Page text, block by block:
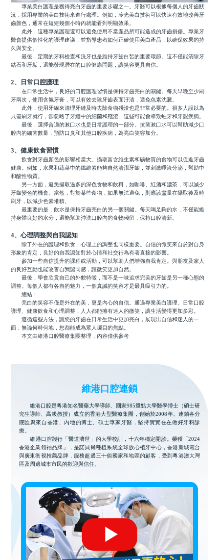
專業美白護理是獲得亮白牙齒的重要步驟之一。牙醫可以根據每個人的牙齒狀
況，採用專業的美白技術來進行處理。例如，冷光美白技術可以快速有效地改善牙
齒顏色，通常在短短幾個小時內就能看到明顯效果。
此外，這種專業護理還可以避免使用不當產品所可能造成的牙齒損傷。專業牙
醫會提供個性化的護理建議，並指導患者如何正確使用美白產品，以確保效果的持
久與安全。
最後，定期的牙科檢查和洗牙也是維持牙齒白皙的重要環節。這不僅能清除牙
結石和牙垢，還能發現潛在的口腔健康問題，讓笑容更具自信。
2、日常口腔護理
在日常生活中，良好的口腔護理習慣是保持牙齒亮白的關鍵。每天早晚至少刷
牙兩次，使用含氟牙膏，可以有效去除牙齒表面汙漬，避免色素沈澱。
此外，使用牙線來清理牙縫及時去除食物殘渣也是非常必要的。很多人誤以為
只需刷牙就行，卻忽略了牙縫中的細菌和殘渣，這些可能會導致蛀牙和牙齦疾病。
最後，選擇合適的漱口水也是日常護理的一部分。抗菌漱口水可以幫助減少口
腔內的細菌數量，預防口臭和其他口腔疾病，為亮白笑容加分。
3、健康飲食習慣
飲食對牙齒顏色的影響相當大。攝取富含維生素和礦物質的食物可以促進牙齒
健康。例如，水果和蔬菜中的纖維素能夠自然清潔牙齒，並刺激唾液分泌，幫助中
和酸性物質。
另一方面，避免攝取過多的深色食物和飲料，如咖啡、紅酒和濃茶，可以減少
牙齒變色的機會。當然，對於某些食物，如果無法避免，則應該盡量在攝取後及時
刷牙，以減少色素堆積。
最重要的是，飲水是保持牙齒亮白的另一個關鍵。每天喝足夠的水，不僅能維
持身體良好的水分，還能幫助沖洗口腔內的食物殘留，保持口腔清新。
4、心理調整與自我認知
除了外在的護理和飲食，心理上的調整也同樣重要。自信的微笑來自於對自身
形象的肯定，良好的自我認知對於心情和社交行為有著直接的影響。
參加一些自信提升的課程或活動，可以幫助人們增強自我肯定。與朋友及家人
的良好互動也能改善自我認同感，讓微笑更加自然。
最後，學會欣賞自己的外貌特徵，而不是一味追求完美的牙齒是另一種心態的
調整。每個人都有各自的魅力，一個真誠的笑容才是最具吸引力的。
總結：
亮白的笑容不僅是外在的美，更是內心的自信。通過專業美白護理、日常口腔
護理、健康飲食和心理調整，人人都能擁有迷人的微笑，讓生活變得更加多彩。
遵循這些方法，讓您的牙齒在日常生活中更加亮白，展現出自信和迷人的一
面，無論何時何地，您都能成為眾人矚目的焦點。
本文由維港口腔醫療集團整理，內容僅供參考
維港口腔連鎖
維港口腔是粵港知名醫藥大學導師、國家985重點大學醫學博士（碩士研
究生導師、高級教授）成立的香港大型醫療集團，創始於2008年。連鎖各分
院匯聚來自香港、內地的博士、碩士專家牙醫，堅持實實在在做好牙科診
療。
維港口腔踐行「醫道濟世」的大學校訓，十六年穩定開診。榮獲「2024
香港企業領袖品牌」，是諾貝爾種植系統全球放心植牙中心，香港新城電台
與廣東衛視推薦品牌，服務超過三十個國家和地區的顧客，受到粵港澳大灣
區及周邊城市市民的歡迎與信任。